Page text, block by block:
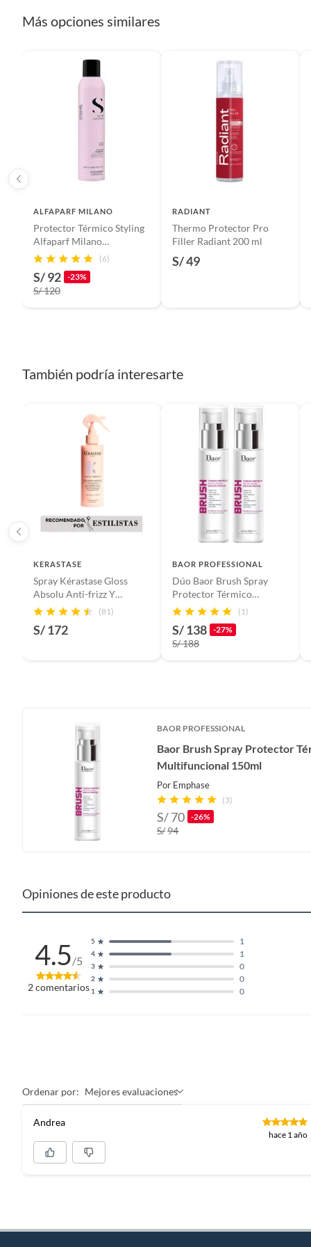
Plantas.
Baterías de auto.
Motocicletas y bicicletas motorizadas.
Licores y cigarros electrónicos.
Más opciones similares
ALFAPARF MILANO
Protector Térmico Styling
Alfaparf Milano
Professional
(6)
S/ 92 -23%
S/ 120
RADIANT
Thermo Protector Pro
Filler Radiant 200 ml
S/ 49
También podría interesarte
KERASTASE
Spray Kérastase Gloss
Absolu Anti-frizz Y
Protector Térmico 190ml
(81)
S/ 172
BAOR PROFESSIONAL
Dúo Baor Brush Spray
Protector Térmico
Tratamiento
(1)
S/ 138 -27%
S/ 188
BAOR PROFESSIONAL
Baor Brush Spray Protector
Multifuncional 150ml
Por Emphase
(3)
S/70 -26%
S/94
Opiniones de este producto
4.5/5
2comentarios 1 0
2 0
3 0
4 1
5 1
Ordenar por: Mejores evaluaciones
Andrea
hace 1 año